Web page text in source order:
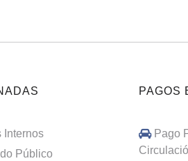
Internos
Público
PAGOS
Pago